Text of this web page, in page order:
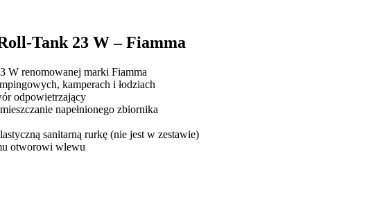
Tank 23 W – Fiamma
W renomowanej marki Fiamma
kamperach i łodziach
odpowietrzający
napełnionego zbiornika
sanitarną rurkę (nie jest w zestawie)
otworowi wlewu